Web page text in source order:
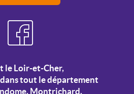
le Loir-et-Cher,
tout le département
Montrichard,